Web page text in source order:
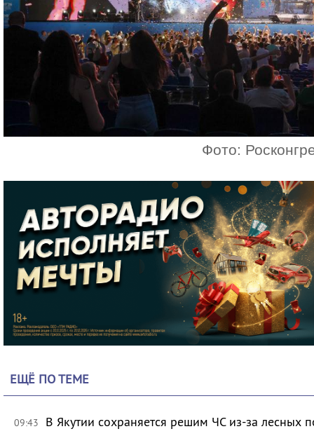
Фото:
ЕЩЁ ПО ТЕМЕ
09:43 В Якутии сохраняется решим ЧС из-за лесных